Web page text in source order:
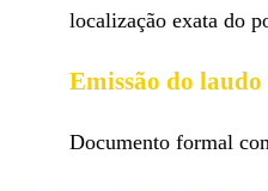
localização exata do
Emissão do laudo
Documento formal